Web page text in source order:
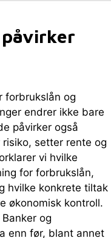
forbrukslån og
endrer ikke bare
påvirker også
setter rente og
vi hvilke
for forbrukslån,
hvilke konkrete tiltak
økonomisk kontroll.
og
enn før, blant annet